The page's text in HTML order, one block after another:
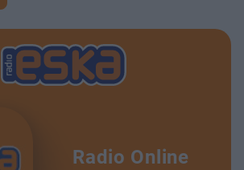
Radio Online